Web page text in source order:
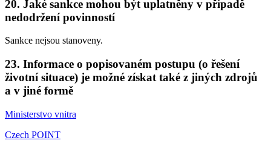
20. Jaké sankce mohou být uplatněny v případě
nedodržení povinností
Sankce nejsou stanoveny.
23. Informace o popisovaném postupu (o řešení
životní situace) je možné získat také z jiných zdrojů
a v jiné formě
Ministerstvo vnitra
Czech POINT